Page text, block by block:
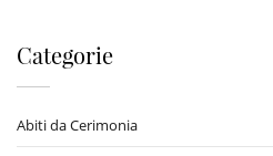
Categorie
Abiti da Cerimonia